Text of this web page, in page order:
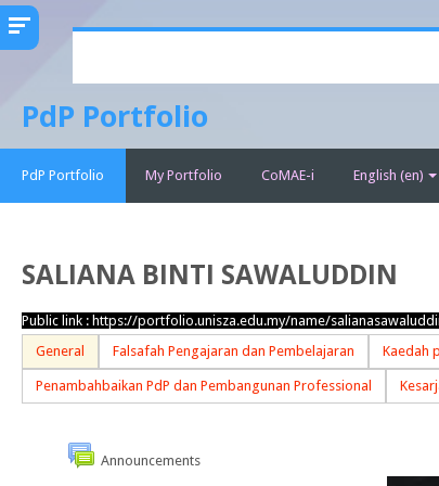
contentPdP Portfolio
PdP Portfolio My Portfolio CoMAE-i English ‎(en)‎
SALIANA BINTI SAWALUDDIN
Public link : https://portfolio.unisza.edu.my/name/
General
Falsafah Pengajaran dan Pembelajaran Kaedah
Penambahbaikan PdP dan Pembangunan Professional
Announcements